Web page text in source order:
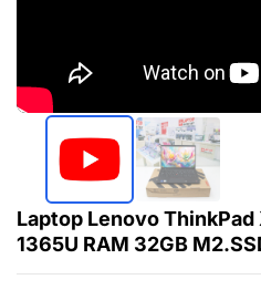
Laptop Lenovo ThinkPad
1365U RAM 32GB